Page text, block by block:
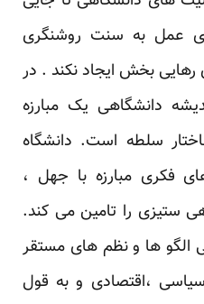
عمل به سنت روشنگری
رهایی بخش ایجاد نکند . در
دانشگاهی یک مبارزه
سلطه است. دانشگاه
فکری مبارزه با جهل ،
ستیزی را تامین می کند.
الگو ها و نظم های مستقر
،اقتصادی و به قول